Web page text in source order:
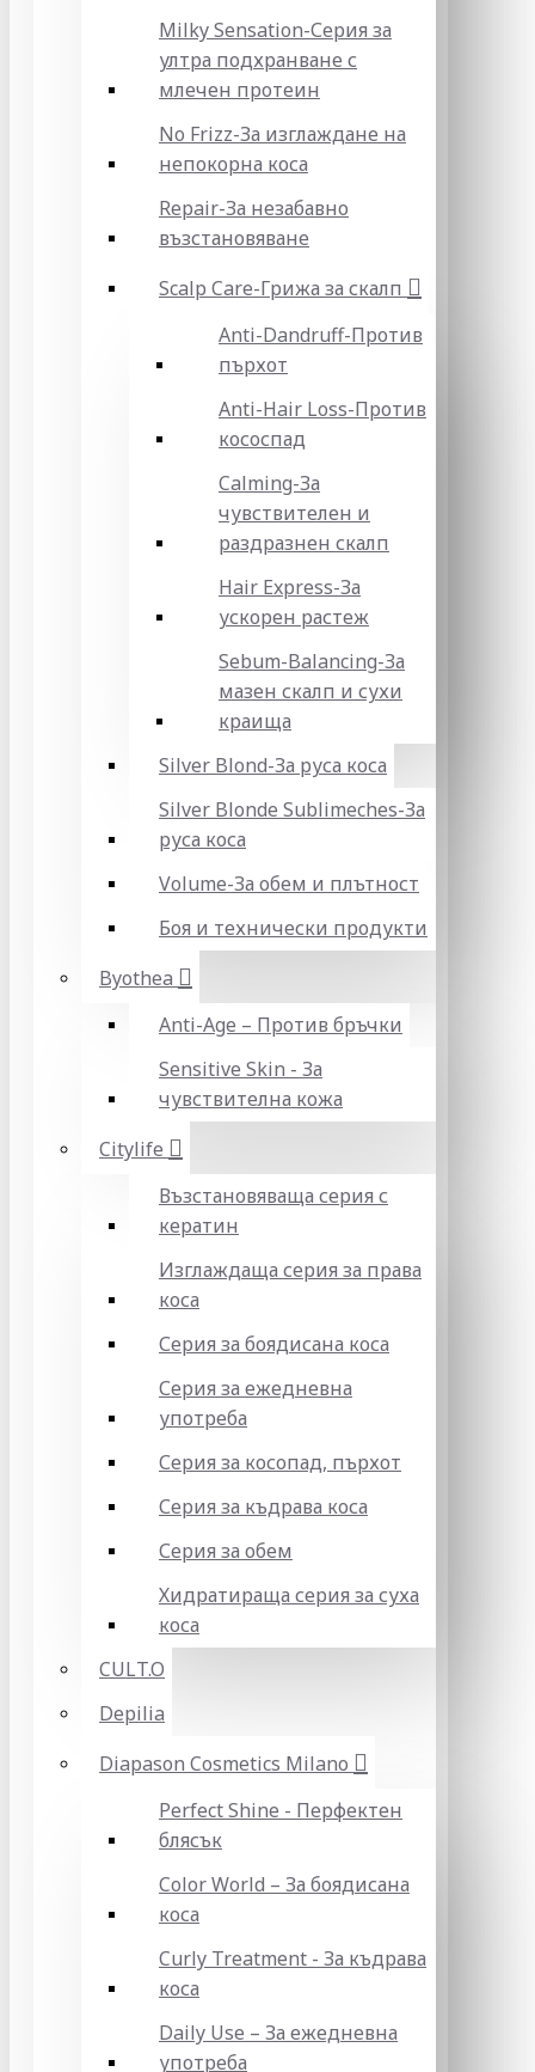
Milky Sensation-Серия за
ултра подхранване с
млечен протеин
No Frizz-За изглаждане на
непокорна коса
Repair-За незабавно
възстановяване
Scalp Care-Грижа за скалп
Anti-Dandruff-Против
пърхот
Anti-Hair Loss-Против
кососпад
Calming-За
чувствителен и
раздразнен скалп
Hair Express-За
ускорен растеж
Sebum-Balancing-За
мазен скалп и сухи
краища
Silver Blond-За руса коса
Silver Blonde Sublіmeches-За
руса коса
Volume-За обем и плътност
Боя и технически продукти
Byothea
Anti-Age – Против бръчки
Sensitive Skin - За
чувствителна кожа
Citylife
Възстановяваща серия с
кератин
Изглаждаща серия за права
коса
Серия за боядисана коса
Серия за ежедневна
употреба
Серия за косопад, пърхот
Серия за къдрава коса
Серия за обем
Хидратираща серия за суха
коса
CULT.O
Depilia
Diapason Cosmetics Milano
Perfect Shine - Перфектен
блясък
Color World – За боядисана
коса
Curly Treatment - За къдрава
коса
Daily Use – За ежедневна
употреба